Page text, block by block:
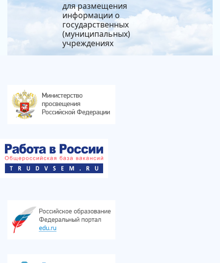
для размещения
информации о
государственных
(муниципальных)
учреждениях